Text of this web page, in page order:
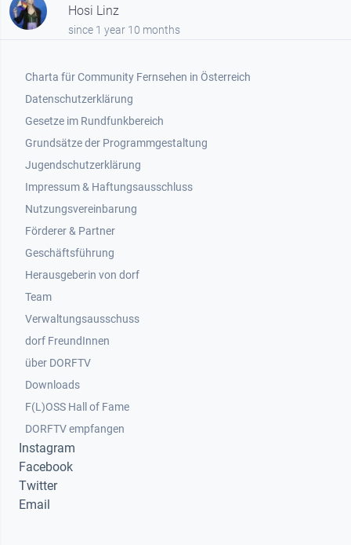
Hosi Linz
since 1 year 10 months
Footer 1
Charta für Community Fernsehen in Österreich
Datenschutzerklärung
Gesetze im Rundfunkbereich
Grundsätze der Programmgestaltung
Jugendschutzerklärung
Impressum & Haftungsausschluss
Nutzungsvereinbarung
Footer 2
Förderer & Partner
Geschäftsführung
Herausgeberin von dorf
Team
Verwaltungsausschuss
dorf FreundInnen
Footer 3
über DORFTV
Downloads
F(L)OSS Hall of Fame
Footer 4
DORFTV empfangen
Instagram
Facebook
Twitter
Email